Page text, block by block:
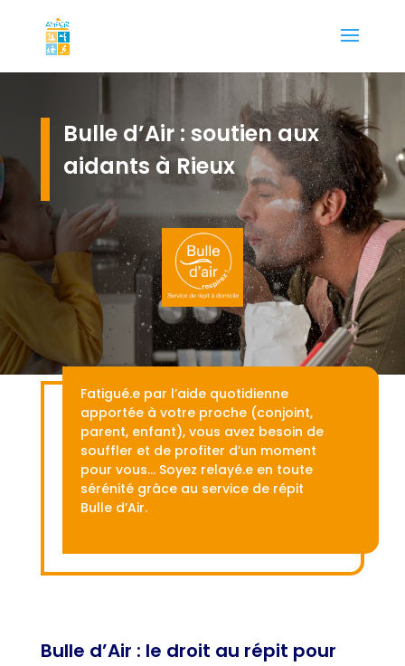
Bulle d’Air : soutien aux
aidants à Rieux
Fatigué.e par l’aide quotidienne
apportée à votre proche (conjoint,
parent, enfant), vous avez besoin de
souffler et de profiter d’un moment
pour vous… Soyez relayé.e en toute
sérénité grâce au service de répit
Bulle d’Air.
Bulle d’Air : le droit au répit pour